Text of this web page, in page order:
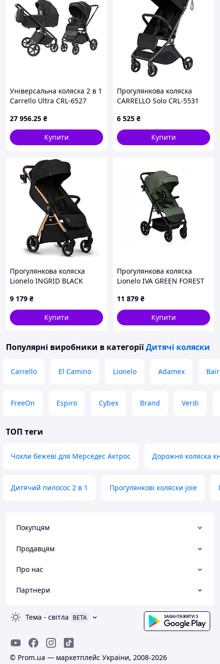
Універсальна коляска 2 в 1
Carrello Ultra CRL-6527
27 956.25 ₴
Купити
Прогулянкова коляска
CARRELLO Solo CRL-5531
компактна маневрена
6 525 ₴
Купити
Прогулянкова коляска
Lionelo INGRID BLACK
9 179 ₴
Купити
Прогулянкова коляска
Lionelo IVA GREEN FOREST
11 879 ₴
Купити
Популярні виробники в категоріїДитячі коляски
Carrello El Camino Lionelo Adamex Bair
FreeOn Espiro Cybex Brand Verdi
ТОП теги
Чохли бежеві для Мерседес Актрос Дорожня коляска
Дитячий пилосос 2 в 1 Прогулянкові коляски joie
Покупцям
Продавцям
Про нас
Партнери
Тема - світла BETA
© Prom.ua — маркетплейс України, 2008-2026